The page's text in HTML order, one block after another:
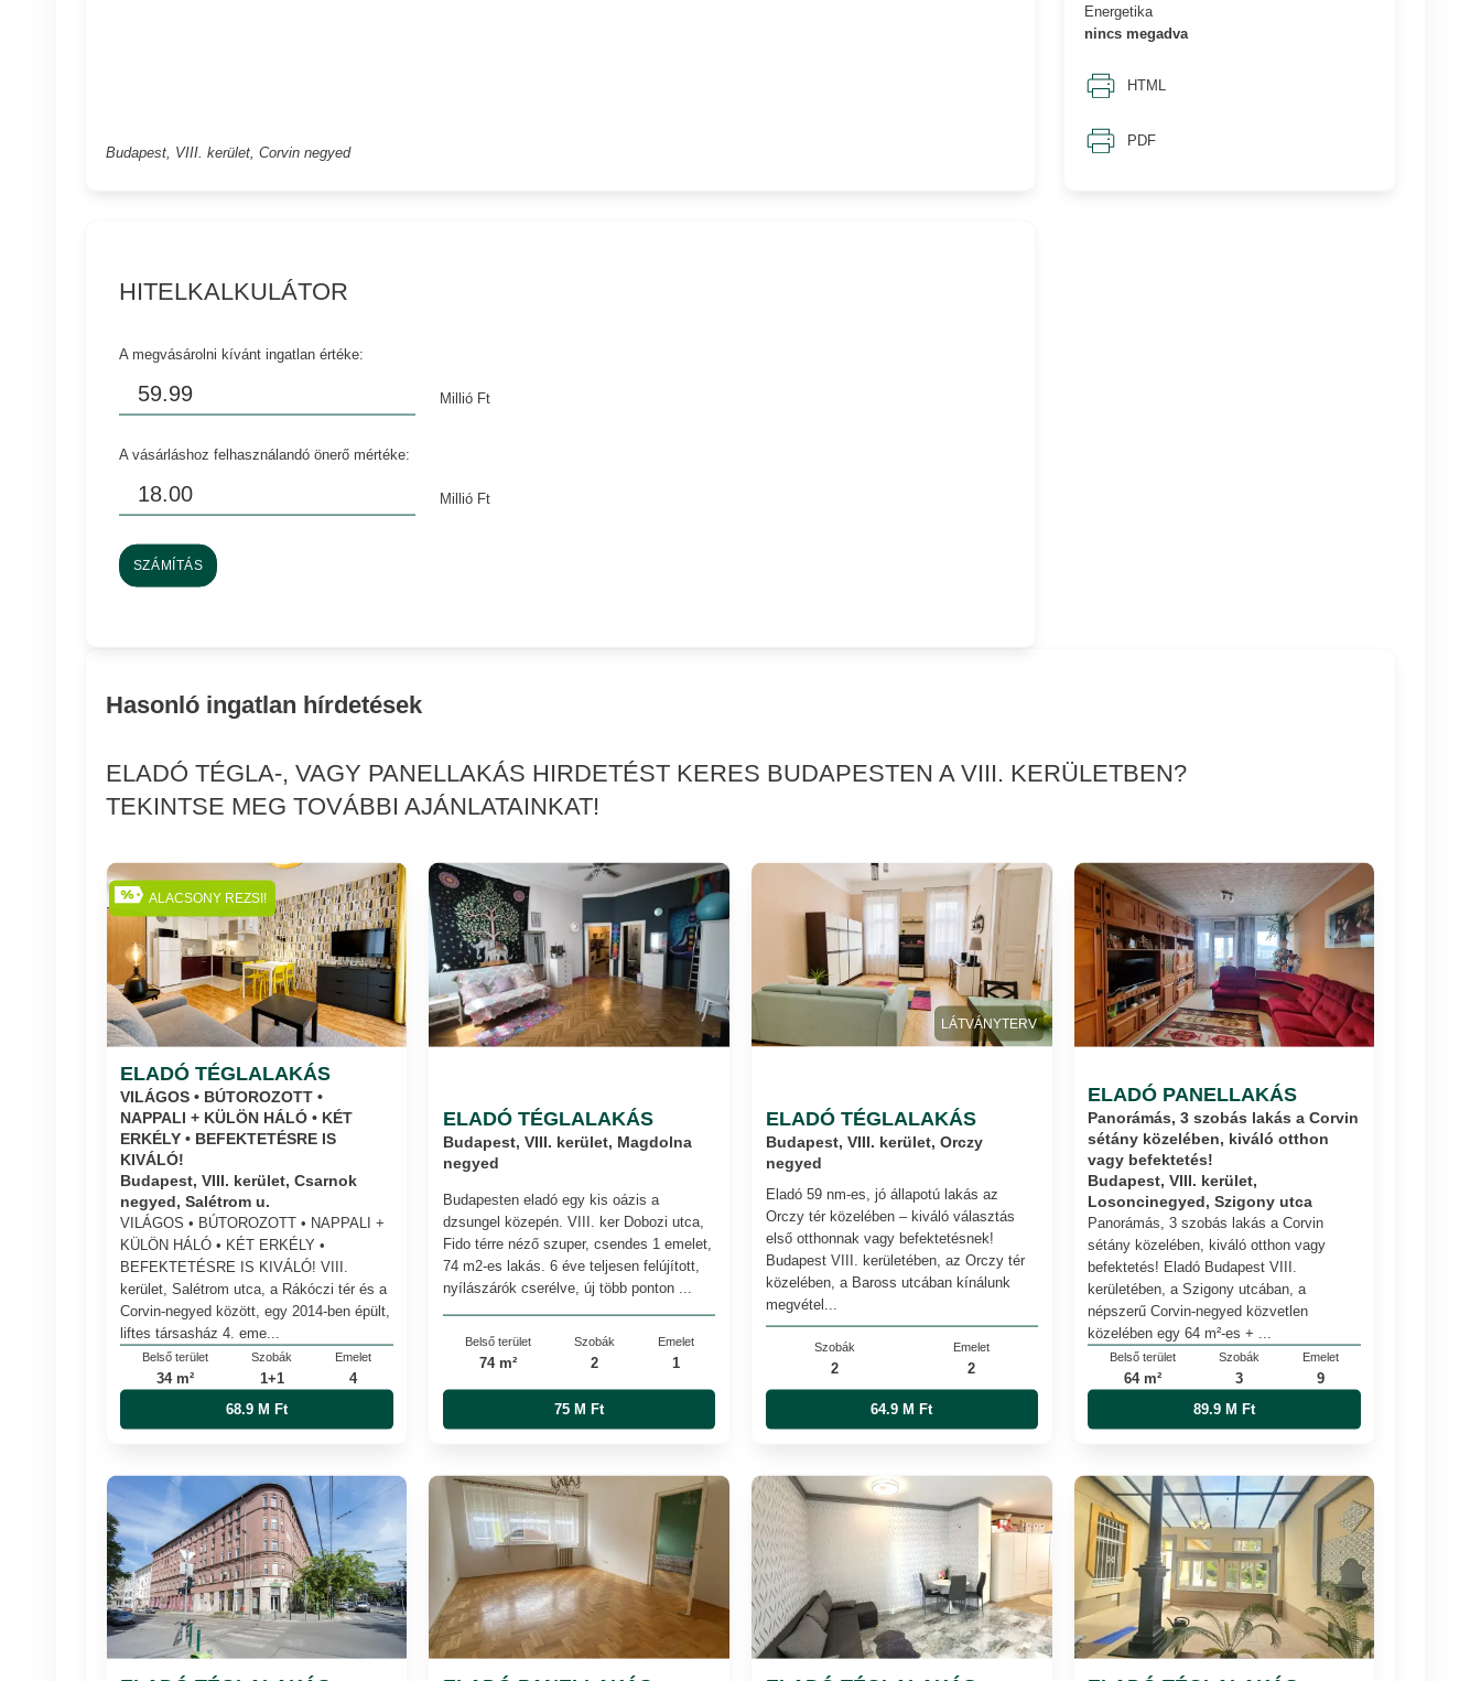
Energetika
nincs megadva
HTML
PDF
Budapest, VIII. kerület, Corvin negyed
HITELKALKULÁTOR
A megvásárolni kívánt ingatlan értéke:
Millió Ft
A vásárláshoz felhasználandó önerő mértéke:
Millió Ft
SZÁMÍTÁS
Hasonló ingatlan hírdetések
ELADÓ TÉGLA-, VAGY PANELLAKÁS HIRDETÉST KERES BUDAPESTEN A VIII. KERÜLETBEN?
TEKINTSE MEG TOVÁBBI AJÁNLATAINKAT!
ELADÓ TÉGLALAKÁS
VILÁGOS • BÚTOROZOTT •
NAPPALI + KÜLÖN HÁLÓ • KÉT
ERKÉLY • BEFEKTETÉSRE IS
KIVÁLÓ!
Budapest, VIII. kerület, Csarnok
negyed, Salétrom u.
VILÁGOS • BÚTOROZOTT • NAPPALI +
KÜLÖN HÁLÓ • KÉT ERKÉLY •
BEFEKTETÉSRE IS KIVÁLÓ! VIII.
kerület, Salétrom utca, a Rákóczi tér és a
Corvin-negyed között, egy 2014-ben épült,
liftes társasház 4. eme...
Belső terület
34 m²
Szobák
1+1
Emelet
4
68.9 M Ft
ALACSONY REZSI!
ELADÓ TÉGLALAKÁS
Budapest, VIII. kerület, Magdolna
negyed
Budapesten eladó egy kis oázis a
dzsungel közepén. VIII. ker Dobozi utca,
Fido térre néző szuper, csendes 1 emelet,
74 m2-es lakás. 6 éve teljesen felújított,
nyílászárók cserélve, új több ponton ...
Belső terület
74 m²
Szobák
2
Emelet
1
75 M Ft
LÁTVÁNYTERV
ELADÓ TÉGLALAKÁS
Budapest, VIII. kerület, Orczy
negyed
Eladó 59 nm-es, jó állapotú lakás az
Orczy tér közelében – kiváló választás
első otthonnak vagy befektetésnek!
Budapest VIII. kerületében, az Orczy tér
közelében, a Baross utcában kínálunk
megvétel...
Szobák
2
Emelet
2
64.9 M Ft
ELADÓ PANELLAKÁS
Panorámás, 3 szobás lakás a Corvin
sétány közelében, kiváló otthon
vagy befektetés!
Budapest, VIII. kerület,
Losoncinegyed, Szigony utca
Panorámás, 3 szobás lakás a Corvin
sétány közelében, kiváló otthon vagy
befektetés! Eladó Budapest VIII.
kerületében, a Szigony utcában, a
népszerű Corvin-negyed közvetlen
közelében egy 64 m²-es + ...
Belső terület
64 m²
Szobák
3
Emelet
9
89.9 M Ft